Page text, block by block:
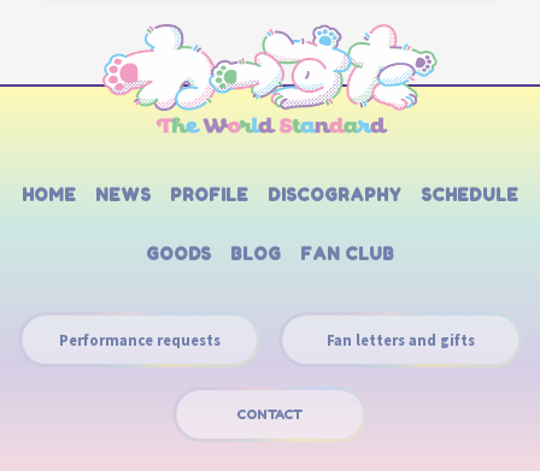
HOME NEWS PROFILE DISCOGRAPHY SCHEDULE
GOODS BLOG FAN CLUB
Performance requests Fan letters and gifts
CONTACT